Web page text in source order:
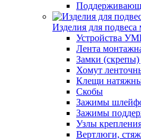
Изделия для подвеса
Устройства
Лента
Замки
Хомут
Клещи
Скобы
Зажимы
Зажимы
Узлы
Вертлюги,